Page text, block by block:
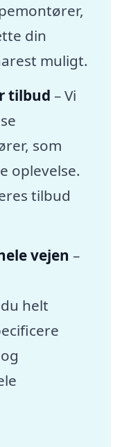
din
muligt.
tilbud – Vi
som
oplevelse.
tilbud
vejen –
helt